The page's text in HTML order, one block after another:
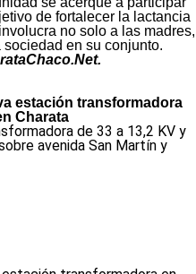
de fortalecer la lactancia
no solo a las madres,
en su conjunto.
estación transformadora
Charata
de 33 a 13,2 KV y
avenida San Martín y